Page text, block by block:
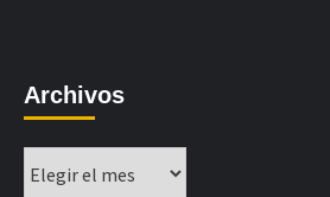
Archivos